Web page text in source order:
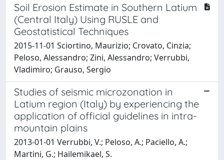
Soil Erosion Estimate in Southern Latium
(Central Italy) Using RUSLE and
Geostatistical Techniques
2015-11-01 Sciortino, Maurizio; Crovato, Cinzia;
Peloso, Alessandro; Zini, Alessandro; Verrubbi,
Vladimiro; Grauso, Sergio
Studies of seismic microzonation in
Latium region (Italy) by experiencing the
application of official guidelines in intra-
mountain plains
2013-01-01 Verrubbi, V.; Peloso, A.; Paciello, A.;
Martini, G.; Hailemikael, S.